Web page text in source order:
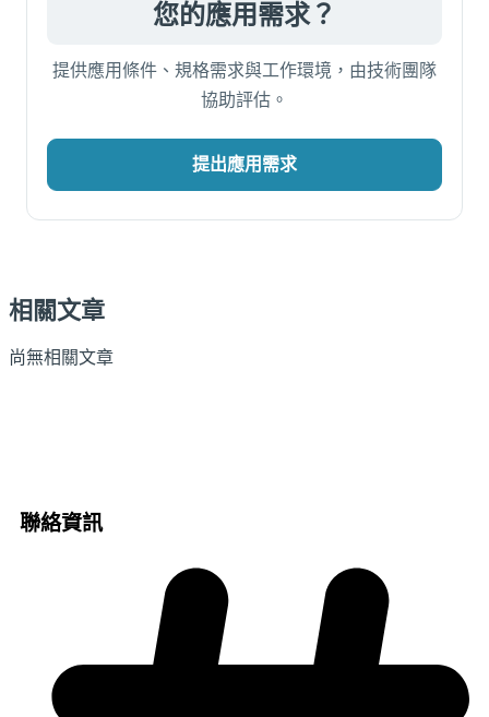
您的應用需求？
提供應用條件、規格需求與工作環境，由技術團隊
協助評估。
提出應用需求
相關文章
尚無相關文章
聯絡資訊